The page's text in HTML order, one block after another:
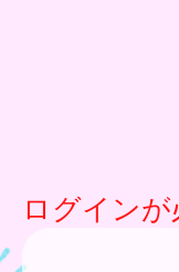
ログイン